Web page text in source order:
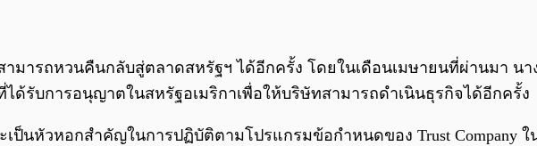
มารถหวนคืนกลับสู่ตลาดสหรัฐฯ ได้อีกครั้ง โดยในเดือนเมษายนที่ผ่านมา นาง
ได้รับการอนุญาตในสหรัฐอเมริกาเพื่อให้บริษัทสามารถดำเนินธุรกิจได้อีกครั้ง
เป็นหัวหอกสำคัญในการปฏิบัติตามโปรแกรมข้อกำหนดของ Trust Company ใ